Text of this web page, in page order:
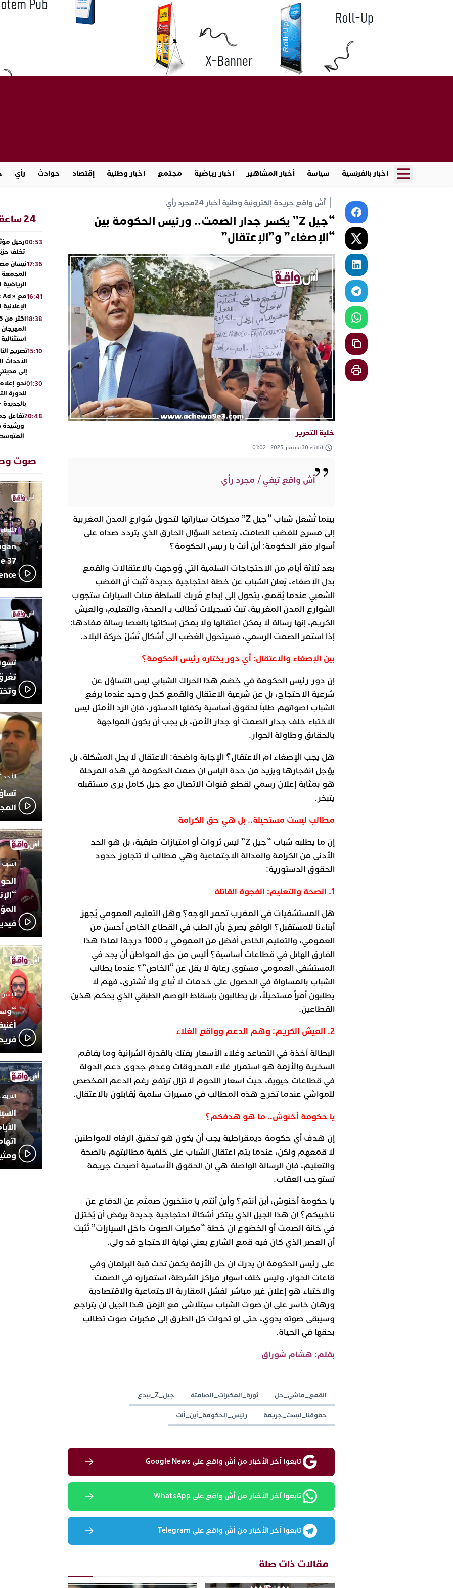
أخبار بالفرنسية سياسة أخبار المشاهير أخبار رياضية مجتمع أخبار وطنية إقتصاد حوادث رأي
آش واقع جريدة إلكترونية وطنية أخبار 24 مجرد رأي
“جيل Z” يكسر جدار الصمت.. ورئيس الحكومة بين
“الإصغاء” و”الإعتقال”
خلية التحرير
الثلاثاء 30 سبتمبر 2025 - 01:02
أش واقع تيفي / مجرد رأي
بينما تُشعل شباب “جيل Z” محركات سياراتها لتحويل شوارع المدن المغربية
إلى مسرح للغضب الصامت، يتصاعد السؤال الحارق الذي يتردد صداه على
أسوار مقر الحكومة: أين أنت يا رئيس الحكومة؟
بعد ثلاثة أيام من الاحتجاجات السلمية التي وُوجهت بالاعتقالات والقمع
بدل الإصغاء، يُعلن الشباب عن خطة احتجاجية جديدة تُثبت أن الغضب
الشعبي عندما يُقمع، يتحول إلى إبداع مُربك للسلطة مئات السيارات ستجوب
الشوارع المدن المغربية، تبث تسجيلات تُطالب بـ الصحة، والتعليم، والعيش
الكريم، إنها رسالة لا يمكن اعتقالها ولا يمكن إسكاتها بالعصا رسالة مفادها:
إذا استمر الصمت الرسمي، فسيتحول الغضب إلى أشكال تُشلّ حركة البلاد.
بين الإصغاء والاعتقال: أي دور يختاره رئيس الحكومة؟
إن دور رئيس الحكومة في خضم هذا الحراك الشبابي ليس التساؤل عن
شرعية الاحتجاج، بل عن شرعية الاعتقال والقمع كحل وحيد عندما يرفع
الشباب أصواتهم طلباً لحقوق أساسية يكفلها الدستور، فإن الرد الأمثل ليس
الاختباء خلف جدار الصمت أو جدار الأمن، بل يجب أن يكون المواجهة
بالحقائق وطاولة الحوار.
هل يجب الإصغاء أم الاعتقال؟ الإجابة واضحة: الاعتقال لا يحل المشكلة، بل
يؤجل انفجارها ويزيد من حدة اليأس إن صمت الحكومة في هذه المرحلة
هو بمثابة إعلان رسمي لقطع قنوات الاتصال مع جيل كامل يرى مستقبله
يتبخر.
مطالب ليست مستحيلة.. بل هي حق الكرامة
إن ما يطلبه شباب “جيل Z” ليس ثروات أو امتيازات طبقية، بل هو الحد
الأدنى من الكرامة والعدالة الاجتماعية وهي مطالب لا تتجاوز حدود
الحقوق الدستورية:
1. الصحة والتعليم: الفجوة القاتلة
هل المستشفيات في المغرب تحمر الوجه؟ وهل التعليم العمومي يُجهز
أبناءنا للمستقبل؟ الواقع يصرخ بأن الطب في القطاع الخاص أحسن من
العمومي، والتعليم الخاص أفضل من العمومي بـ 1000 درجة! لماذا هذا
الفارق الهائل في قطاعات أساسية؟ أليس من حق المواطن أن يجد في
المستشفى العمومي مستوى رعاية لا يقل عن “الخاص”؟ عندما يطالب
الشباب بالمساواة في الحصول على خدمات لا تُباع ولا تُشترى، فهم لا
يطلبون أمراً مستحيلاً، بل يطالبون بإسقاط الوصم الطبقي الذي يحكم هذين
القطاعين.
2. العيش الكريم: وهم الدعم وواقع الغلاء
البطالة آخذة في التصاعد وغلاء الأسعار يفتك بالقدرة الشرائية وما يفاقم
السخرية والأزمة هو استمرار غلاء المحروقات وعدم جدوى دعم الدولة
في قطاعات حيوية، حيث أسعار اللحوم لا تزال ترتفع رغم الدعم المخصص
للمواشي عندما تخرج هذه المطالب في مسيرات سلمية يُقابلون بالاعتقال.
يا حكومة أخنوش.. ما هو هدفكم؟
إن هدف أي حكومة ديمقراطية يجب أن يكون هو تحقيق الرفاه للمواطنين
لا قمعهم ولكن، عندما يتم اعتقال الشباب على خلفية مطالبتهم بالصحة
والتعليم، فإن الرسالة الواصلة هي أن الحقوق الأساسية أصبحت جريمة
تستوجب العقاب.
يا حكومة أخنوش، أين أنتم؟ وأين أنتم يا منتخبون صمتُم عن الدفاع عن
ناخبيكم؟ إن هذا الجيل الذي يبتكر أشكالاً احتجاجية جديدة يرفض أن يُختزل
في خانة الصمت أو الخضوع إن خطة “مكبرات الصوت داخل السيارات” تُثبت
أن العصر الذي كان فيه قمع الشارع يعني نهاية الاحتجاج قد ولى.
على رئيس الحكومة أن يدرك أن حل الأزمة يكمن تحت قبة البرلمان وفي
قاعات الحوار، وليس خلف أسوار مراكز الشرطة، استمراره في الصمت
والاختباء هو إعلان غير مباشر لفشل المقاربة الاجتماعية والاقتصادية
ورهان خاسر على أن صوت الشباب سيتلاشى مع الزمن هذا الجيل لن يتراجع
وسيبقى صوته يدوي، حتى لو تحولت كل الطرق إلى مكبرات صوت تطالب
بحقها في الحياة.
بقلم: هشام شوراق
القمع_ماشي_حل ثورة_المكبرات_الصامتة جيل_Z_يبدع
حقوقنا_ليست_جريمة رئيس_الحكومة_أين_أنت
تابعوا آخر الأخبار من أش واقع على Google News
تابعوا آخر الأخبار من أش واقع على WhatsApp
تابعوا آخر الأخبار من أش واقع على Telegram
مقالات ذات صلة
24 ساعة
00:53رحيل
تخلف
17:36نيسان
المجمعة
16:41
18:38
استثنائية
15:10تصريح
الأحداث
إلى
01:30نحو
للدورة
20:48تفاعل
ورشيدة
العرش
بن زايد
13:30دنيا
بأداء
19:11 يقظة
مثيرة
بالجديدة
17:27
اتحاد
دورة
23:18ترسيخا
فعاليات
بمركز
17:36 من الراب
مهرجان
صوت
الثلاثاء 10 مارس 2026 -
37
الجمعة 26 ديسمبر
الأحد 7 ديسمبر 2025 - 21:42
السبت 18 أكتوبر 2025 - 14:35
الإثنين 6 أكتوبر 2025 - 17:31
فريد
الأربعاء 24 سبتمبر 2025 -